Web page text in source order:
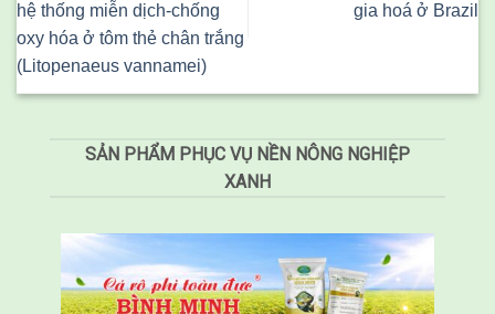
hệ thống miễn dịch-chống
oxy hóa ở tôm thẻ chân trắng
(Litopenaeus vannamei)
gia hoá ở Brazil
SẢN PHẨM PHỤC VỤ NỀN NÔNG NGHIỆP
XANH